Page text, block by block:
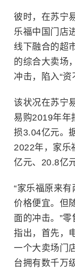
彼时，在苏宁
乐福中国门店
线下融合的超
的综合大卖场
冲击，陷入“资
该状况在苏宁
易购2019年年
损3.04亿元。
2022年，家乐
亿元、20.8亿
“家乐福原来
价格便宜。但
面的冲击。”
指出，首先，
一个大卖场门
台拥有数千万